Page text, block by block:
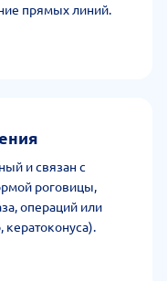
прямых линий.
и связан с
роговицы,
операций или